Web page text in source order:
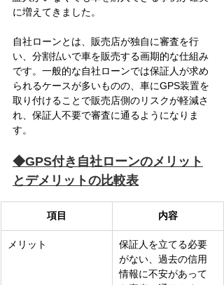
に増えてきました。
自社ローンとは、販売店が独自に審査を行
い、分割払いで車を販売する画期的な仕組み
です。一般的な自社ローンでは保証人が求め
られるケースが多いものの、車にGPS装置を
取り付けることで販売店側のリスクが軽減さ
れ、保証人不要で審査に通るようになりま
す。
◆GPS付き自社ローンのメリット
とデメリットの比較表
項目 内容
メリット
保証人を立てる必要
がない、過去の信用
情報に不安があって